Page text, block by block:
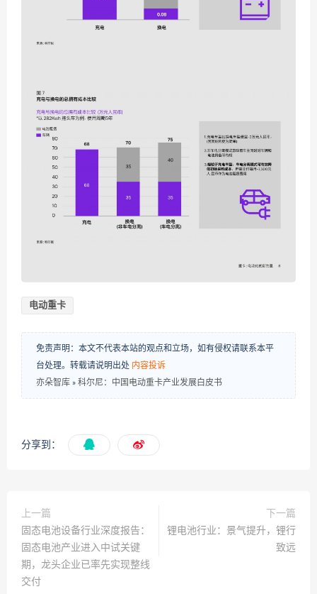
电动重卡
免责声明：本文不代表本站的观点和立场，如有侵权请联系本平
台处理。转载请说明出处 内容投诉
亦朵智库 » 科尔尼：中国电动重卡产业发展白皮书
分享到：
上一篇
固态电池设备行业深度报告：
固态电池产业进入中试关键
期，龙头企业已率先实现整线
交付
下一篇
锂电池行业：景气提升，锂行
致远